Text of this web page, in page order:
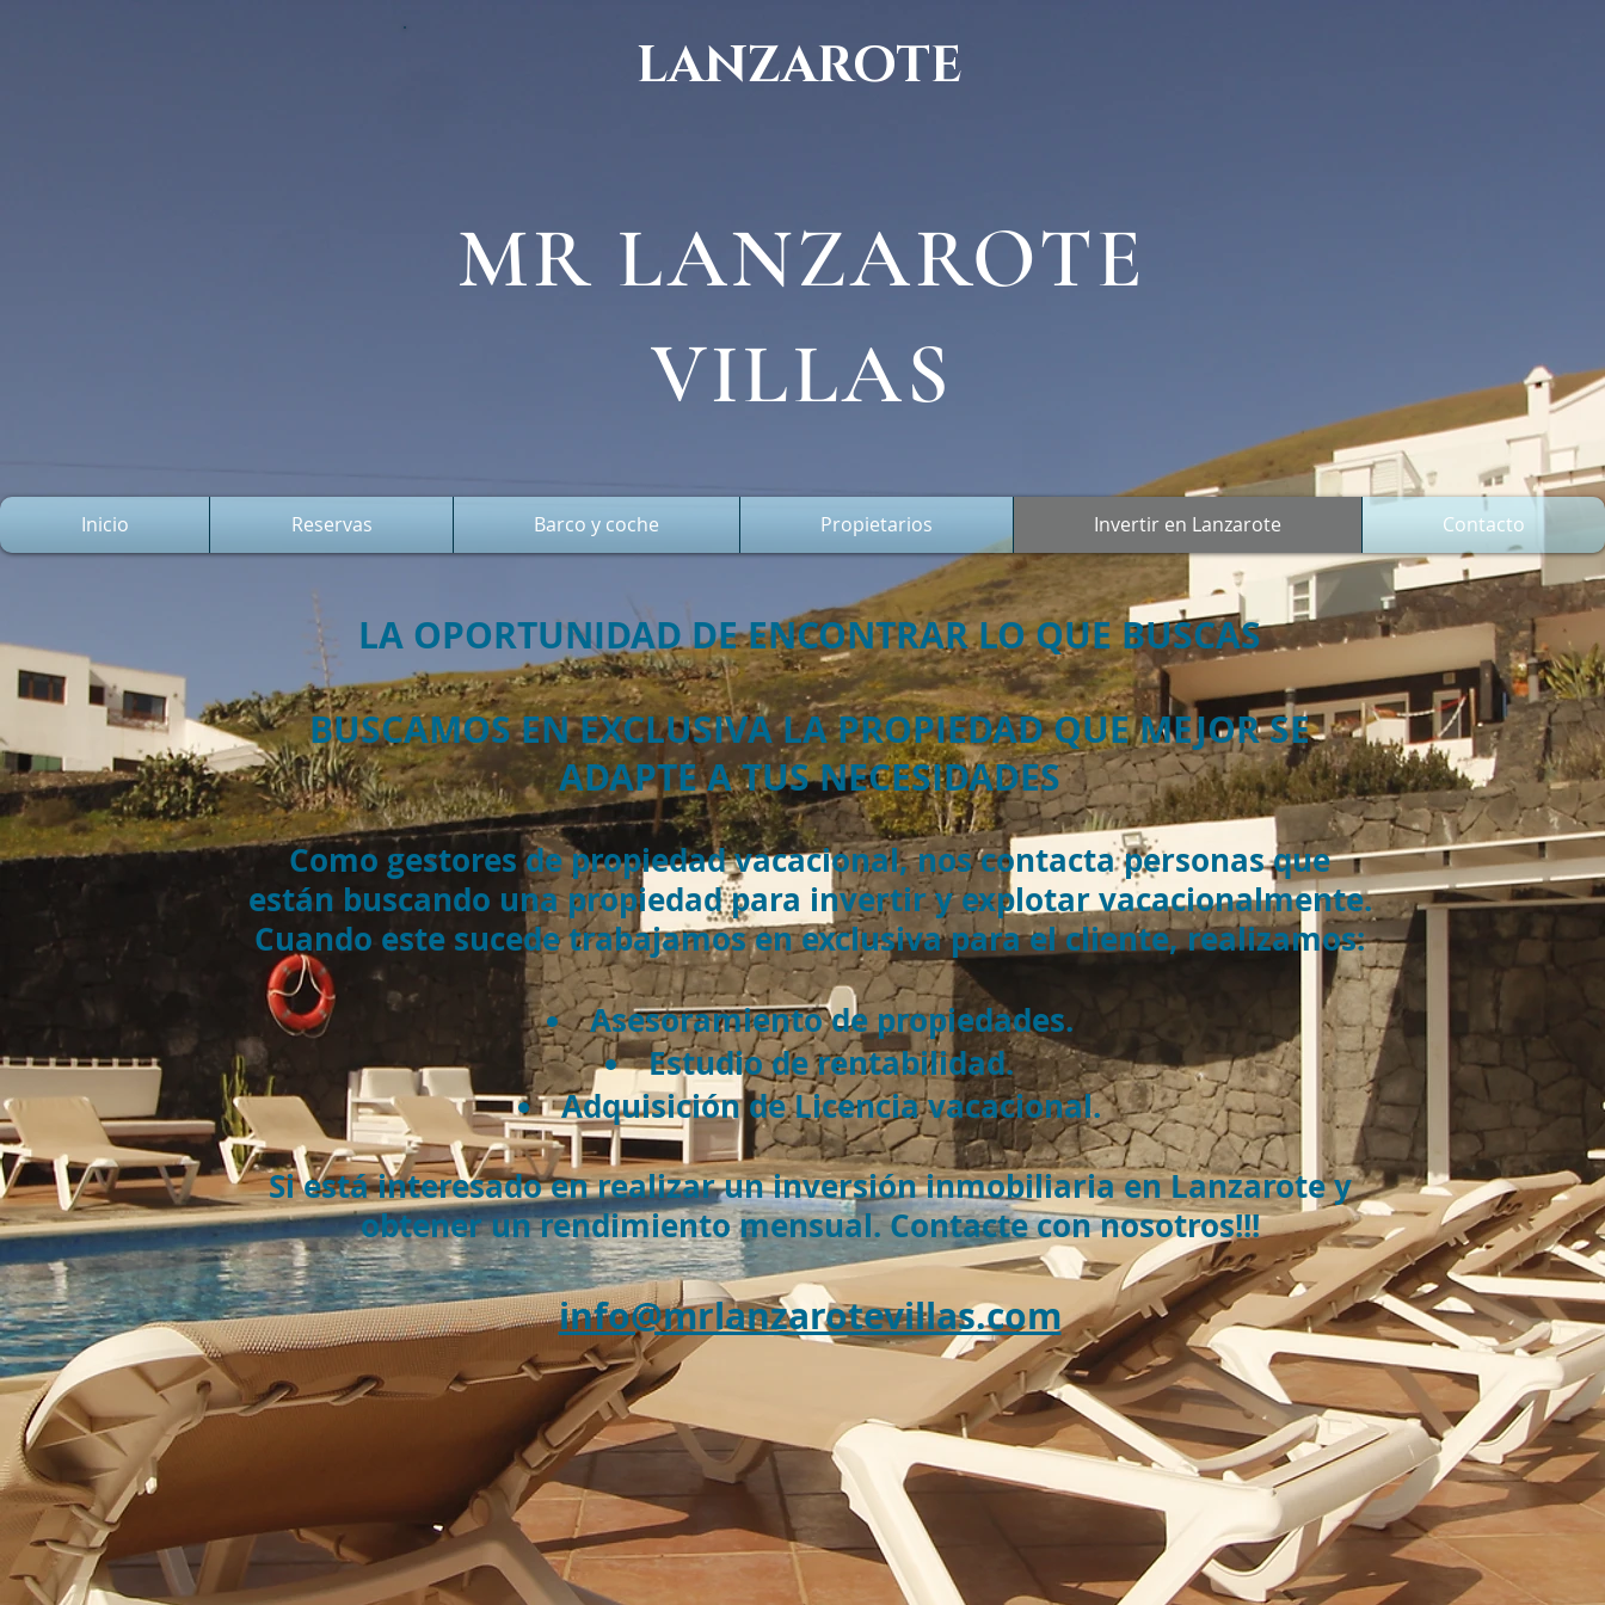
LANZAROTE
MR LANZAROTE
VILLAS
Inicio Reservas Barco y coche Propietarios Invertir en Lanzarote Contacto
LA OPORTUNIDAD DE ENCONTRAR LO QUE BUSCAS
BUSCAMOS EN EXCLUSIVA LA PROPIEDAD QUE MEJOR SE
ADAPTE A TUS NECESIDADES
Como gestores de propiedad vacacional, nos contacta personas que
están buscando una propiedad para invertir y explotar vacacionalmente.
Cuando este sucede trabajamos en exclusiva para el cliente, realizamos:
Asesoramiento de propiedades.
Estudio de rentabilidad.
Adquisición de Licencia vacacional.
Si está interesado en realizar un inversión inmobiliaria en Lanzarote y
obtener un rendimiento mensual. Contacte con nosotros!!!
info@mrlanzarotevillas.com